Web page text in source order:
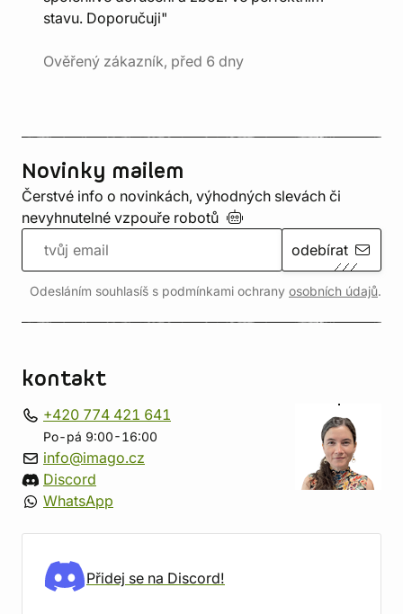
stavu. Doporučuji"
Ověřený zákazník, před 6 dny
Novinky mailem
Čerstvé info o novinkách, výhodných slevách či
nevyhnutelné vzpouře robotů
odebírat
Odesláním souhlasíš s podmínkami ochrany osobních údajů.
kontakt
+420 774 421 641
Po-pá 9:00-16:00
info@imago.cz
Discord
WhatsApp
Přidej se na Discord!